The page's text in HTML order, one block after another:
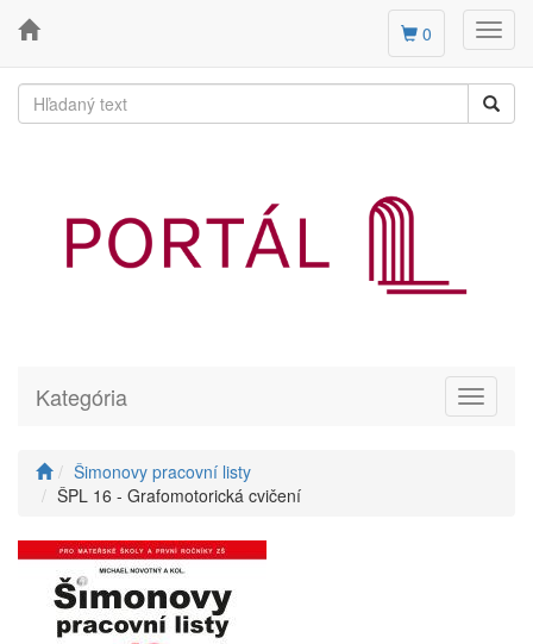
0
Toggle
Kategória
Šimonovy pracovní listy
ŠPL 16 - Grafomotorická cvičení